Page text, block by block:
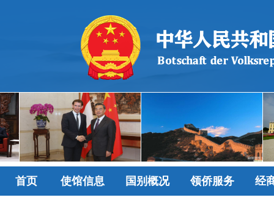
首页 使馆信息 国别概况 领侨服务 经